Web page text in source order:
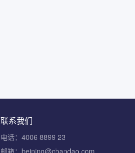
联系我们
电话：4006 8899 23